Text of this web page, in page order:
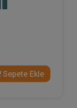
Sepete Ekle